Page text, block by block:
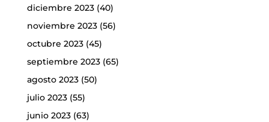
diciembre 2023(40)
noviembre 2023(56)
octubre 2023(45)
septiembre 2023(65)
agosto 2023(50)
julio 2023(55)
junio 2023(63)